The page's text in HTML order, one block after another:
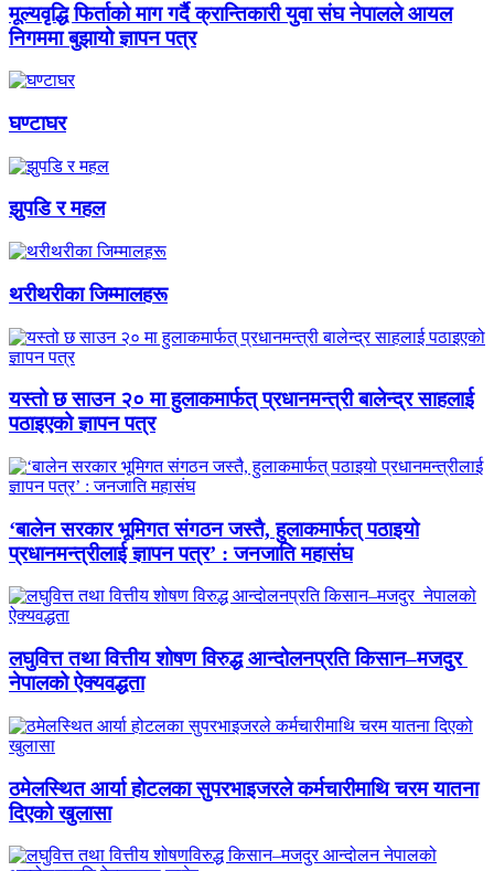
मूल्यवृद्धि फिर्ताको माग गर्दै क्रान्तिकारी युवा संघ नेपालले आयल
निगममा बुझायो ज्ञापन पत्र
घण्टाघर
झुपडि र महल
थरीथरीका जिम्मालहरू
यस्तो छ साउन २० मा हुलाकमार्फत् प्रधानमन्त्री बालेन्द्र साहलाई
पठाइएको ज्ञापन पत्र
‘बालेन सरकार भूमिगत संगठन जस्तै, हुलाकमार्फत् पठाइयो
प्रधानमन्त्रीलाई ज्ञापन पत्र’ : जनजाति महासंघ
लघुवित्त तथा वित्तीय शोषण विरुद्ध आन्दोलनप्रति किसान–मजदुर
नेपालको ऐक्यवद्धता
ठमेलस्थित आर्या होटलका सुपरभाइजरले कर्मचारीमाथि चरम यातना
दिएको खुलासा